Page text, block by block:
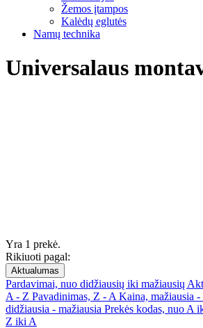
Žemos įtampos
Kalėdų eglutės
Namų technika
Universalaus
Yra 1 prekė.
Rikiuoti pagal:
Aktualumas
Pardavimai, nuo didžiausių iki mažiausių
A - Z Pavadinimas, Z - A Kaina, mažiausia -
didžiausia - mažiausia Prekės kodas, nuo A
Z iki A